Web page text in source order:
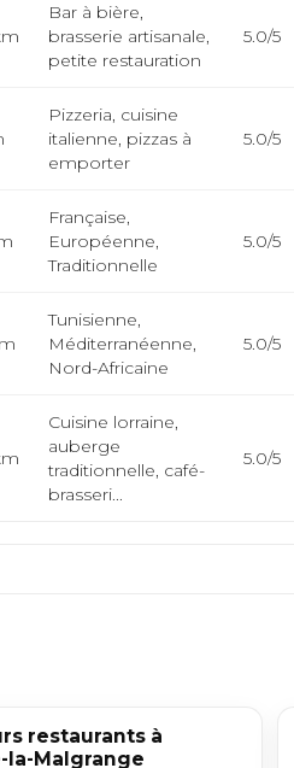
Bar à bière,
brasserie artisanale,
petite restauration
5.0/5
Pizzeria, cuisine
italienne, pizzas à
emporter
5.0/5
Française,
Européenne,
Traditionnelle
5.0/5
Tunisienne,
Méditerranéenne,
Nord-Africaine
5.0/5
Cuisine lorraine,
auberge
traditionnelle, café-
brasseri...
5.0/5
restaurants à
la-Malgrange